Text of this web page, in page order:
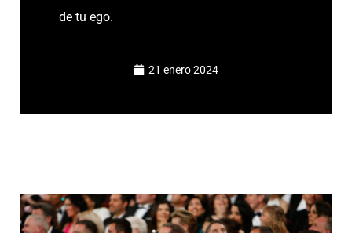
de tu ego.
21 enero 2024